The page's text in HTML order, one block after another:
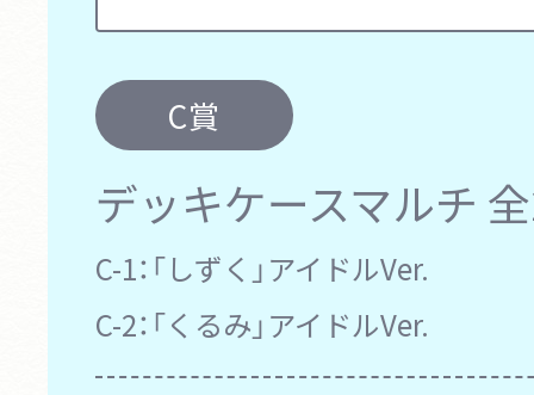
C賞
デッキケースマルチ
C-1： 「しずく」アイドルVer.
C-2： 「くるみ」アイドルVer.